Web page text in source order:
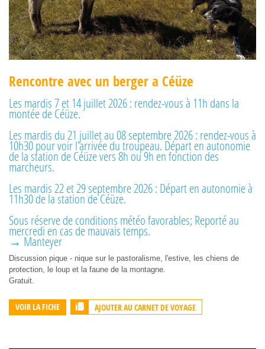
Rencontre avec un berger a Céüze
Les mardis 7 et 14 juillet 2026 : rendez-vous à 11h dans la
montée de Céüze.
Les mardis du 21 juillet au 08 septembre 2026 : rendez-vous à
10h30 pour voir l'arrivée du troupeau. Départ en autonomie
de la station de Céüze vers 8h ou 9h en fonction des
marcheurs.
Les mardis 22 et 29 septembre 2026 : Départ en autonomie à
11h30 de la station de Céüze.
Sous réserve de conditions météo favorables; Reporté au
mercredi en cas de mauvais temps.
→ Manteyer
Discussion pique - nique sur le pastoralisme, l'estive, les chiens de
protection, le loup et la faune de la montagne.
Gratuit.
VOIR LA FICHE AJOUTER AU CARNET DE VOYAGE